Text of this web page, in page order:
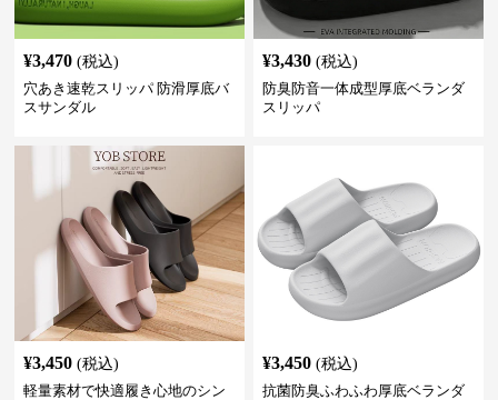
¥3,470 (税込)
穴あき速乾スリッパ 防滑厚底バ
スサンダル
¥3,430 (税込)
防臭防音一体成型厚底ベランダ
スリッパ
¥3,450 (税込)
軽量素材で快適履き心地のシン
¥3,450 (税込)
抗菌防臭ふわふわ厚底ベランダ